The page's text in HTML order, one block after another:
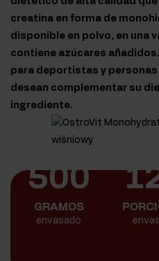
creatina en forma de
disponible en polvo, en una
contiene azúcares
para deportistas y
desean complementar su
ingrediente.
500
GRAMOS
envasado